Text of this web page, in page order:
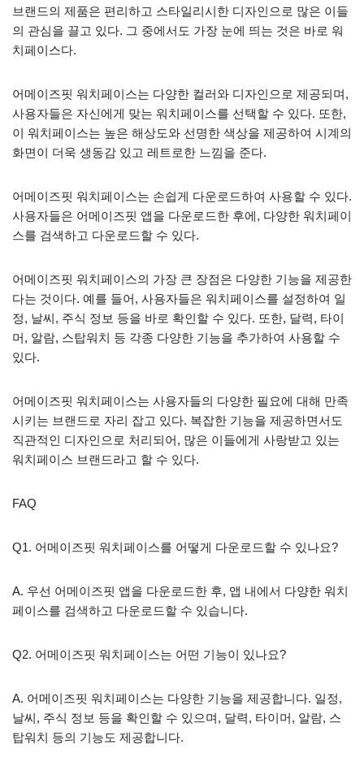
브랜드의 제품은 편리하고 스타일리시한 디자인으로 많은 이들
의 관심을 끌고 있다. 그 중에서도 가장 눈에 띄는 것은 바로 워
치페이스다.
어메이즈핏 워치페이스는 다양한 컬러와 디자인으로 제공되며,
사용자들은 자신에게 맞는 워치페이스를 선택할 수 있다. 또한,
이 워치페이스는 높은 해상도와 선명한 색상을 제공하여 시계의
화면이 더욱 생동감 있고 레트로한 느낌을 준다.
어메이즈핏 워치페이스는 손쉽게 다운로드하여 사용할 수 있다.
사용자들은 어메이즈핏 앱을 다운로드한 후에, 다양한 워치페이
스를 검색하고 다운로드할 수 있다.
어메이즈핏 워치페이스의 가장 큰 장점은 다양한 기능을 제공한
다는 것이다. 예를 들어, 사용자들은 워치페이스를 설정하여 일
정, 날씨, 주식 정보 등을 바로 확인할 수 있다. 또한, 달력, 타이
머, 알람, 스탑워치 등 각종 다양한 기능을 추가하여 사용할 수
있다.
어메이즈핏 워치페이스는 사용자들의 다양한 필요에 대해 만족
시키는 브랜드로 자리 잡고 있다. 복잡한 기능을 제공하면서도
직관적인 디자인으로 처리되어, 많은 이들에게 사랑받고 있는
워치페이스 브랜드라고 할 수 있다.
FAQ
Q1. 어메이즈핏 워치페이스를 어떻게 다운로드할 수 있나요?
A. 우선 어메이즈핏 앱을 다운로드한 후, 앱 내에서 다양한 워치
페이스를 검색하고 다운로드할 수 있습니다.
Q2. 어메이즈핏 워치페이스는 어떤 기능이 있나요?
A. 어메이즈핏 워치페이스는 다양한 기능을 제공합니다. 일정,
날씨, 주식 정보 등을 확인할 수 있으며, 달력, 타이머, 알람, 스
탑워치 등의 기능도 제공합니다.